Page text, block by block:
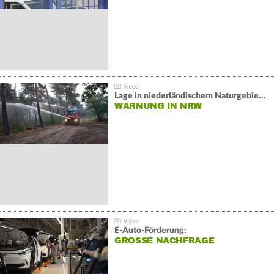
Lage in niederländischem Naturgebiet stabil
WARNUNG IN NRW
E-Auto-Förderung:
GROSSE NACHFRAGE